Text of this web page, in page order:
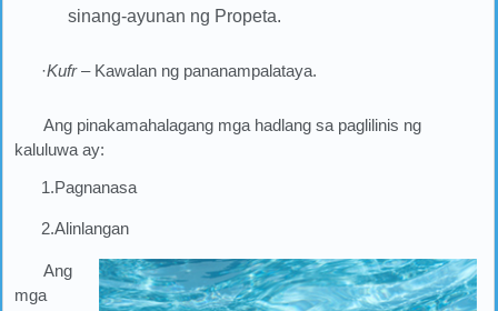
sinang-ayunan ng Propeta.
·Kufr– Kawalan ng pananampalataya.
Ang pinakamahalagang mga hadlang sa paglilinis ng
kaluluwa ay:
1.Pagnanasa
2.Alinlangan
Ang
mga